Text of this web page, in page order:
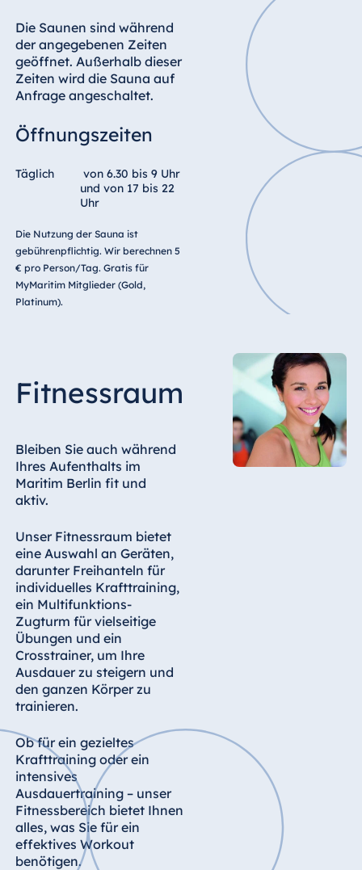
Hotel Amelia
China
Hotel Taicang
Garden
Hotel &
Conference
Center Taicang
Italien
Resort Calabria
Antonine Hotel &
Mauritius
Mauritius
Die Saunen sind während
der angegebenen Zeiten
geöffnet. Außerhalb dieser
Zeiten wird die Sauna auf
Anfrage angeschaltet.
Öffnungszeiten
Täglich
von 6.30 bis 9 Uhr
und von 17 bis 22
Uhr
Die Nutzung der Sauna ist
gebührenpflichtig. Wir berechnen 5
€ pro Person/Tag. Gratis für
MyMaritim Mitglieder (Gold,
Platinum).
Fitnessraum
Bleiben Sie auch während
Ihres Aufenthalts im
Maritim Berlin fit und
aktiv.
Unser Fitnessraum bietet
eine Auswahl an Geräten,
darunter Freihanteln für
individuelles Krafttraining,
ein Multifunktions-
Zugturm für vielseitige
Übungen und ein
Crosstrainer, um Ihre
Ausdauer zu steigern und
den ganzen Körper zu
trainieren.
Ob für ein gezieltes
Krafttraining oder ein
intensives
Ausdauertraining – unser
Fitnessbereich bietet Ihnen
alles, was Sie für ein
effektives Workout
benötigen.